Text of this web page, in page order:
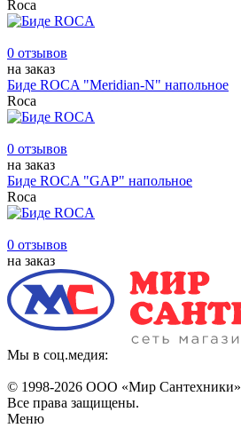
Roca
0 отзывов
на заказ
Биде ROCA "Meridian-N" напольное
Roca
0 отзывов
на заказ
Биде ROCA "GAP" напольное
Roca
0 отзывов
на заказ
Мы в соц.медия:
© 1998-2026 ООО «Мир Сантехники»
Все права защищены.
Меню